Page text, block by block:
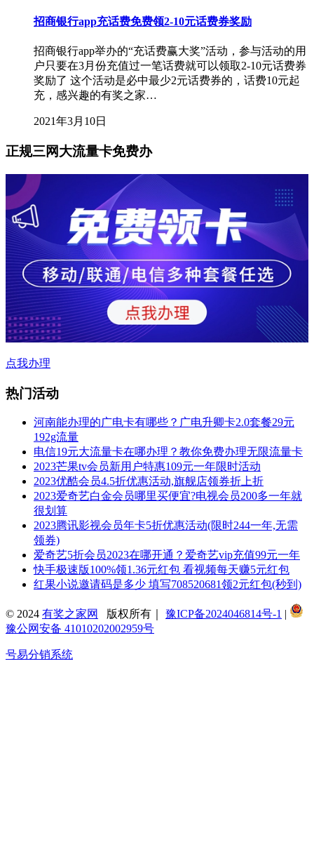
招商银行app充话费免费领2-10元话费券奖励
招商银行app举办的“充话费赢大奖”活动，参与活动的用
户只要在3月份充值过一笔话费就可以领取2-10元话费券
奖励了 这个活动是必中最少2元话费券的，话费10元起
充，感兴趣的有奖之家…
2021年3月10日
正规三网大流量卡免费办
点我办理
热门活动
河南能办理的广电卡有哪些？广电升卿卡2.0套餐29元
192g流量
电信19元大流量卡在哪办理？教你免费办理无限流量卡
2023芒果tv会员新用户特惠109元一年限时活动
2023优酷会员4.5折优惠活动,旗舰店领券折上折
2023爱奇艺白金会员哪里买便宜?电视会员200多一年就
很划算
2023腾讯影视会员年卡5折优惠活动(限时244一年,无需
领券)
爱奇艺5折会员2023在哪开通？爱奇艺vip充值99元一年
快手极速版100%领1.36元红包 看视频每天赚5元红包
红果小说邀请码是多少 填写708520681领2元红包(秒到)
© 2024 有奖之家网 版权所有｜ 豫ICP备2024046814号-1 |
豫公网安备 41010202002959号
号易分销系统